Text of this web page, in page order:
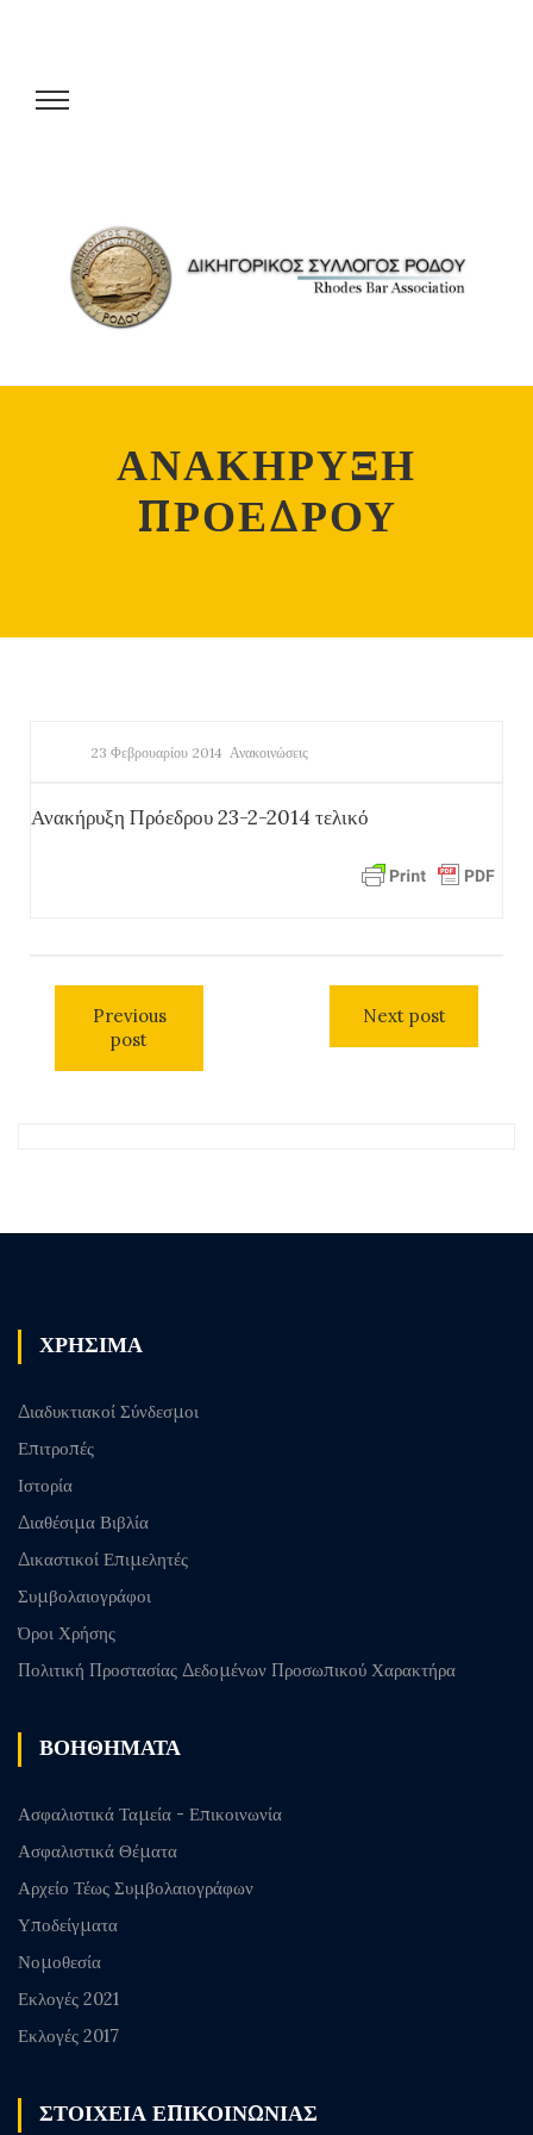
ΑΝΑΚΗΡΥΞΗ
ΠΡΟΕΔΡΟΥ
23 Φεβρουαρίου 2014 Ανακοινώσεις
Ανακήρυξη Πρόεδρου 23-2-2014 τελικό
Previous
post
Next post
ΧΡΗΣΙΜΑ
Διαδυκτιακοί Σύνδεσμοι
Επιτροπές
Ιστορία
Διαθέσιμα Βιβλία
Δικαστικοί Επιμελητές
Συμβολαιογράφοι
Όροι Χρήσης
Πολιτική Προστασίας Δεδομένων Προσωπικού Χαρακτήρα
ΒΟΗΘΗΜΑΤΑ
Ασφαλιστικά Ταμεία - Επικοινωνία
Ασφαλιστικά Θέματα
Αρχείο Τέως Συμβολαιογράφων
Υποδείγματα
Νομοθεσία
Εκλογές 2021
Εκλογές 2017
ΣΤΟΙΧΕΙΑ ΕΠΙΚΟΙΝΩΝΙΑΣ